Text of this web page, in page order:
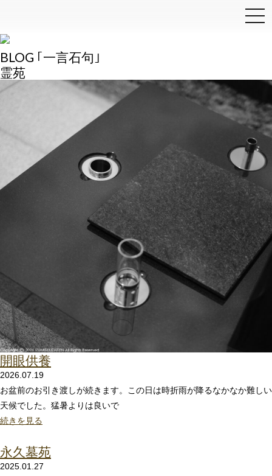
BLOG ｢一言石句｣
霊苑
開眼供養
2026.07.19
お盆前のお引き渡しが続きます。この日は時折雨が降るなかなか難しい
天候でした。猛暑よりは良いで
続きを見る
永久墓苑
2025.01.27